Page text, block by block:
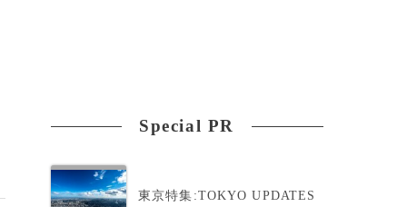
Special PR
東京特集:TOKYO UPDATES